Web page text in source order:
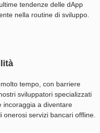
tendenze delle dApp
nella routine di sviluppo.
tempo, con barriere
sviluppatori specializzati
incoraggia a diventare
onerosi servizi bancari offline.